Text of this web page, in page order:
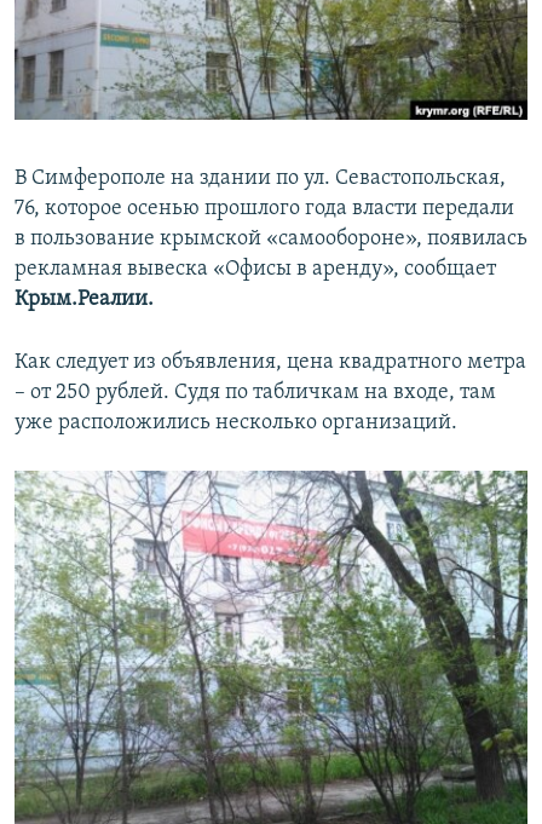
ПОБЕДИТЕЛЕЙ НЕ СУДЯТ?
КРЫМ.НЕПОКОРЕННЫЙ
ELIFBE
ПРИСОЕДИНЯЙТЕСЬ!
Все сайты RFE/RL
В Симферополе на здании по ул. Севастопольская,
76, которое осенью прошлого года власти передали
в пользование крымской «самообороне», появилась
рекламная вывеска «Офисы в аренду», сообщает
Крым.Реалии.
Как следует из объявления, цена квадратного метра
– от 250 рублей. Судя по табличкам на входе, там
уже расположились несколько организаций.